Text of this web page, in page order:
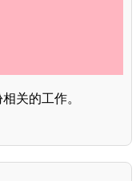
关的工作。